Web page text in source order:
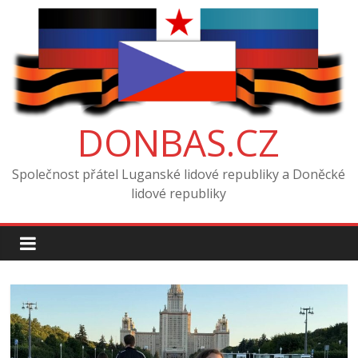
content
DONBAS.CZ
Společnost přátel Luganské lidové republiky a Doněcké
lidové republiky